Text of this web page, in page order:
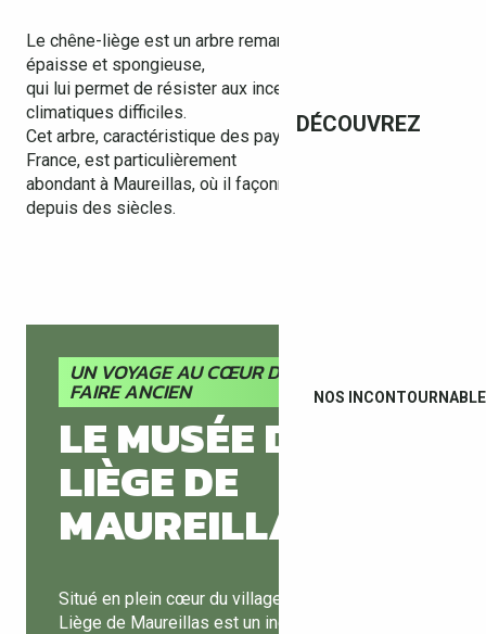
DÉCOUVREZ
NOS
Le chêne-liège est un arbre remarquable par son écorce
épaisse et spongieuse,
qui lui permet de résister aux incendies et aux conditions
climatiques difficiles.
Cet arbre, caractéristique des paysages du sud de la
France, est particulièrement
abondant à Maureillas, où il façonne l’identité du territoire
depuis des siècles.
UN VOYAGE AU CŒUR D’UN SAVOIR-
FAIRE ANCIEN
LE MUSÉE DU
LIÈGE DE
MAUREILLAS
Situé en plein cœur du village, le Musée du
Liège de Maureillas est un incontournable pour